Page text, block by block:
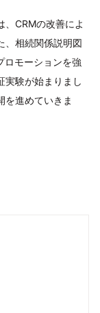
、CRMの改善によ
、相続関係説明図
ロモーションを強
実験が始まりまし
を進めていきま